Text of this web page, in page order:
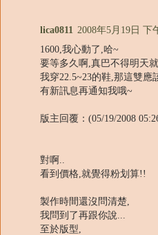
lica0811 2008年5月19日 下
1600,我心動了,哈~
要等多久啊,真巴不得明天
我穿22.5~23的鞋,那這雙應
有新訊息再通知我哦~
版主回覆：(05/19/2008
對啊..
看到價格,就覺得粉划算!!
製作時間還沒問清楚,
我問到了再跟你說...
至於版型,